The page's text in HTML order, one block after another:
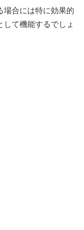
場合には特に効果的
て機能するでしょ